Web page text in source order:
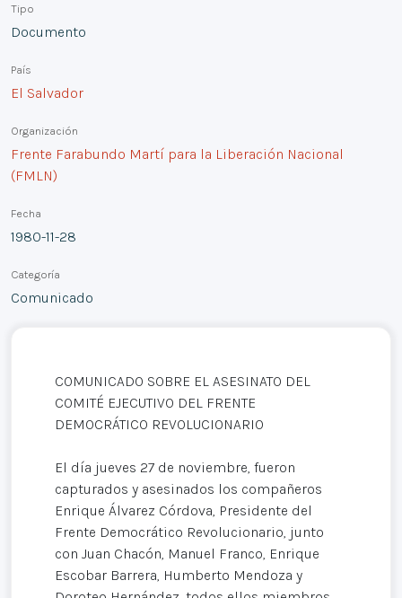
Tipo
Documento
País
El Salvador
Organización
Frente Farabundo Martí para la Liberación Nacional
(FMLN)
Fecha
1980-11-28
Categoría
Comunicado
COMUNICADO SOBRE EL ASESINATO DEL
COMITÉ EJECUTIVO DEL FRENTE
DEMOCRÁTICO REVOLUCIONARIO
El día jueves 27 de noviembre, fueron
capturados y asesinados los compañeros
Enrique Álvarez Córdova, Presidente del
Frente Democrático Revolucionario, junto
con Juan Chacón, Manuel Franco, Enrique
Escobar Barrera, Humberto Mendoza y